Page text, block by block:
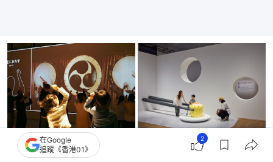
在Google
追蹤《香港01》
2